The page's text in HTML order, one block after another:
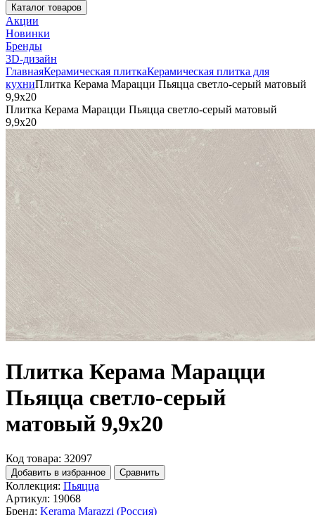
Каталог товаров
Акции
Новинки
Бренды
3D-дизайн
ГлавнаяКерамическая плиткаКерамическая плитка для
кухниПлитка Керама Марацци Пьяцца светло-серый матовый
9,9x20
Плитка Керама Марацци Пьяцца светло-серый матовый
9,9x20
Плитка Керама Марацци
Пьяцца светло-серый
матовый 9,9x20
Код товара: 32097
Добавить в избранное Сравнить
Коллекция: Пьяцца
Артикул: 19068
Бренд: Kerama Marazzi (Россия)